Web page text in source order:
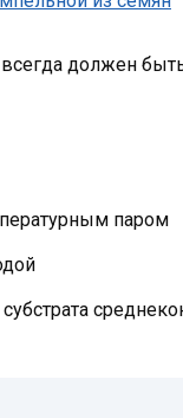
всегда должен
паром